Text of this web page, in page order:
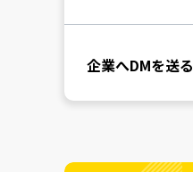
企業へDMを送る